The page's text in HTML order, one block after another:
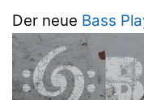
Der neue Bass